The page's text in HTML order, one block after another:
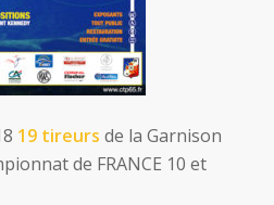
19 tireurs de la Garnison
de FRANCE 10 et